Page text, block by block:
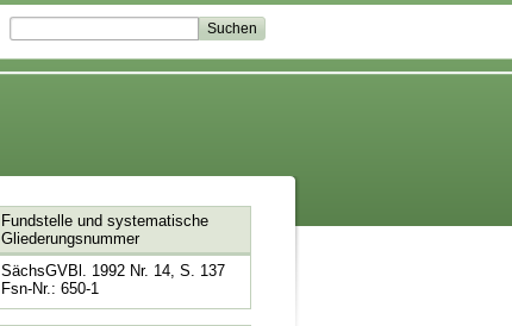
Fundstelle und systematische
Gliederungsnummer
SächsGVBl. 1992 Nr. 14, S. 137
Fsn-Nr.: 650-1